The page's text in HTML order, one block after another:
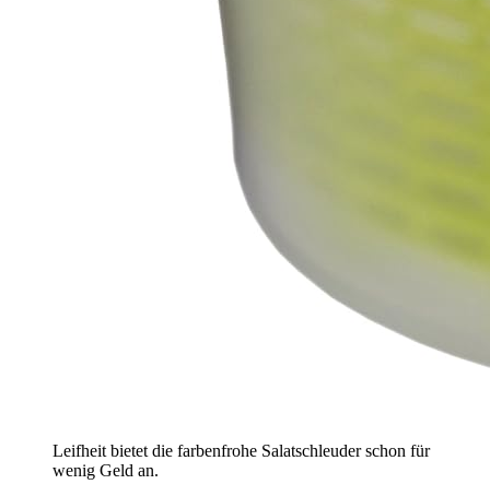
Leifheit bietet die farbenfrohe Salatschleuder schon für
wenig Geld an.